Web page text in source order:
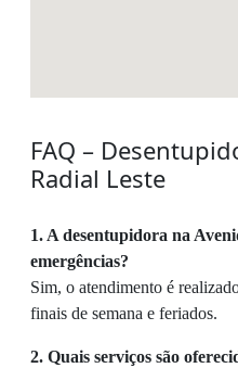
FAQ –
Radial Leste
1. A desentupidora na
emergências?
Sim, o atendimento é
finais de semana e feriados.
2. Quais serviços são